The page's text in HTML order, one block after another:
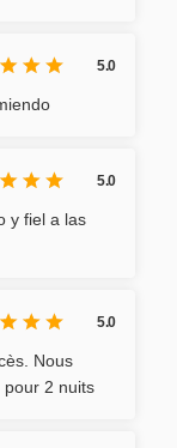
5.0
5.0
y fiel a las
5.0
Nous
pour 2 nuits